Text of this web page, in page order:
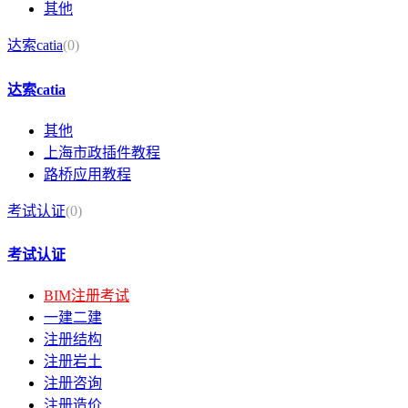
其他
达索catia(0)
达索catia
其他
上海市政插件教程
路桥应用教程
考试认证(0)
考试认证
BIM注册考试
一建二建
注册结构
注册岩土
注册咨询